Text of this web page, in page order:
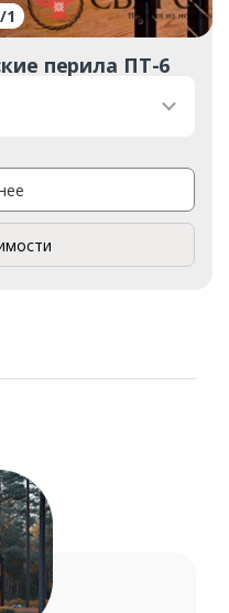
/1
перила ПТ-6